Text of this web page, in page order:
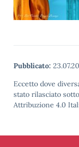
Pubblicato:
Eccetto dove
stato rilasciato
Attribuzione 4.0